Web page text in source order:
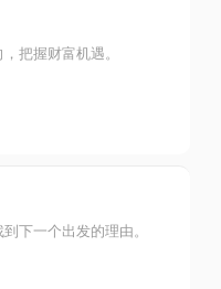
把握财富机遇。
下一个出发的理由。